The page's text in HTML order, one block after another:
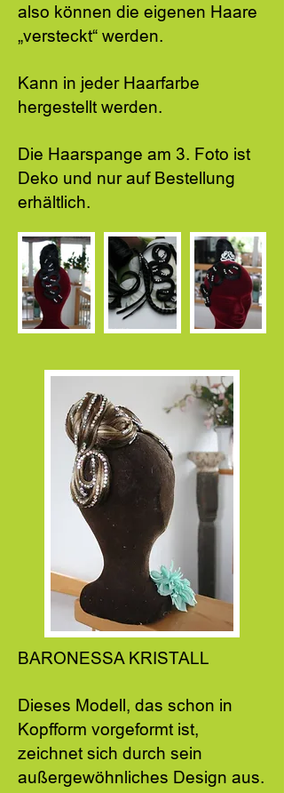
also können die eigenen Haare
„versteckt“ werden.
Kann in jeder Haarfarbe
hergestellt werden.
Die Haarspange am 3. Foto ist
Deko und nur auf Bestellung
erhältlich.
BARONESSA KRISTALL
Dieses Modell, das schon in
Kopfform vorgeformt ist,
zeichnet sich durch sein
außergewöhnliches Design aus.